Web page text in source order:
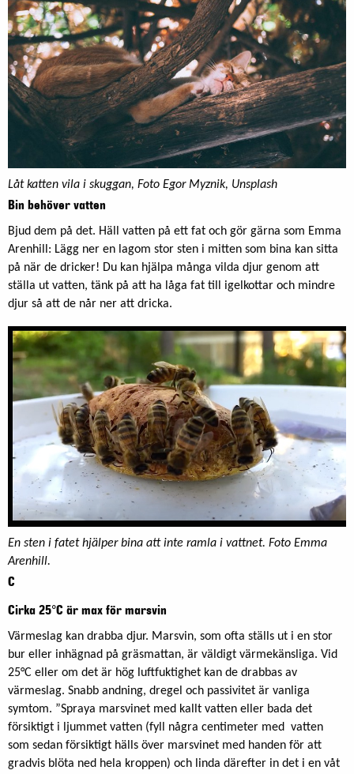
Låt katten vila i skuggan, Foto Egor Myznik, Unsplash
Bin behöver vatten
Bjud dem på det. Häll vatten på ett fat och gör gärna som Emma
Arenhill: Lägg ner en lagom stor sten i mitten som bina kan sitta
på när de dricker! Du kan hjälpa många vilda djur genom att
ställa ut vatten, tänk på att ha låga fat till igelkottar och mindre
djur så att de når ner att dricka.
En sten i fatet hjälper bina att inte ramla i vattnet. Foto Emma
Arenhill.
C
Cirka 25°C är max för marsvin
Värmeslag kan drabba djur. Marsvin, som ofta ställs ut i en stor
bur eller inhägnad på gräsmattan, är väldigt värmekänsliga. Vid
25°C eller om det är hög luftfuktighet kan de drabbas av
värmeslag. Snabb andning, dregel och passivitet är vanliga
symtom. ”Spraya marsvinet med kallt vatten eller bada det
försiktigt i ljummet vatten (fyll några centimeter med vatten
som sedan försiktigt hälls över marsvinet med handen för att
gradvis blöta ned hela kroppen) och linda därefter in det i en våt